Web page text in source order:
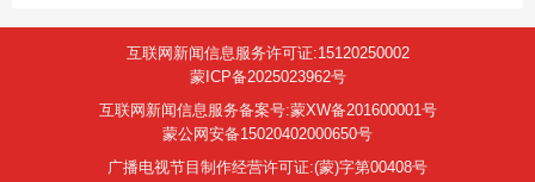
互联网新闻信息服务许可证:15120250002
蒙ICP备2025023962号
互联网新闻信息服务备案号:蒙XW备201600001号
蒙公网安备15020402000650号
广播电视节目制作经营许可证:(蒙)字第00408号